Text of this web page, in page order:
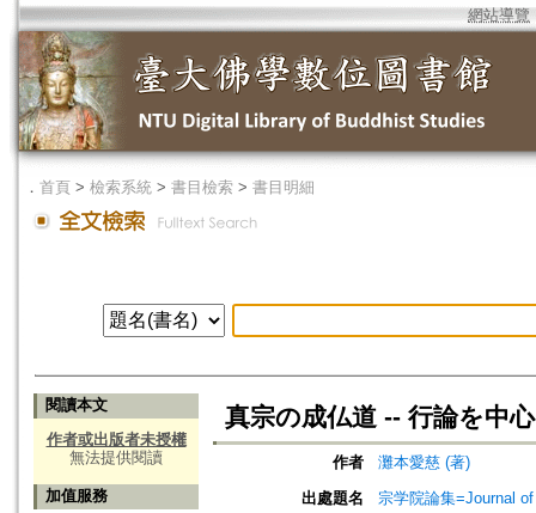
網站導覽
． 首頁 > 檢索系統 > 書目檢索 > 書目明細
閱讀本文
作者或出版者未授權
無法提供閱讀
加值服務
真宗の成仏道 -- 行論を中
作者
灘本愛慈 (著)
出處題名
宗学院論集=Journal